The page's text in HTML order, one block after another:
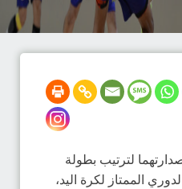
لترتيب بطولة
الممتاز لكرة اليد،